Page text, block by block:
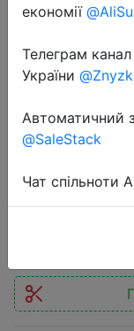
2018-12-18
Xiaomi
економії
Телеграм
України
Автоматичний
@SaleStack
Чат спільноти